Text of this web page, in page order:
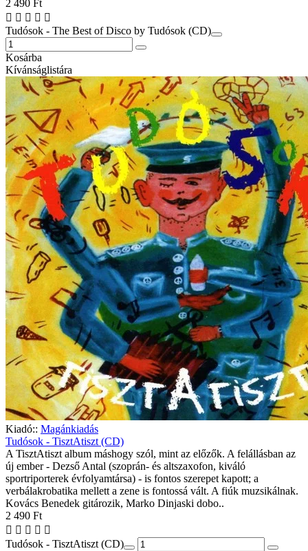
2 490 Ft
Tudósok - The Best of Disco by Tudósok (CD)
Kosárba
Kívánságlistára
Kiadó:: Magánkiadás
Tudósok - TisztAtiszt (CD)
A TisztAtiszt album máshogy szól, mint az előzők. A felállásban az
új ember - Dezső Antal (szoprán- és altszaxofon, kiváló
sportriporterek évfolyamtársa) - is fontos szerepet kapott; a
verbálakrobatika mellett a zene is fontossá vált. A fiúk muzsikálnak.
Kovács Benedek gitározik, Marko Dinjaski dobo..
2 490 Ft
Tudósok - TisztAtiszt (CD)